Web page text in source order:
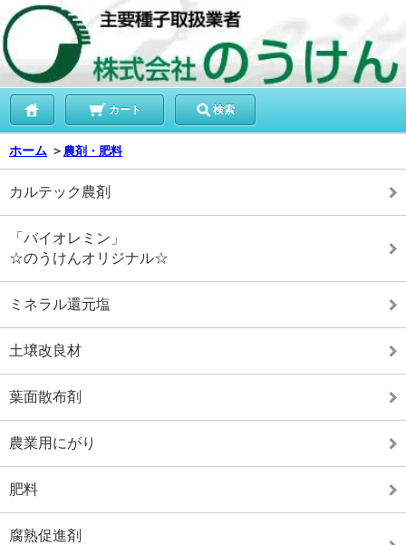
カート 検索
ホーム ＞ 農剤・肥料
カルテック農剤
「バイオレミン」
☆のうけんオリジナル☆
ミネラル還元塩
土壌改良材
葉面散布剤
農業用にがり
肥料
腐熟促進剤